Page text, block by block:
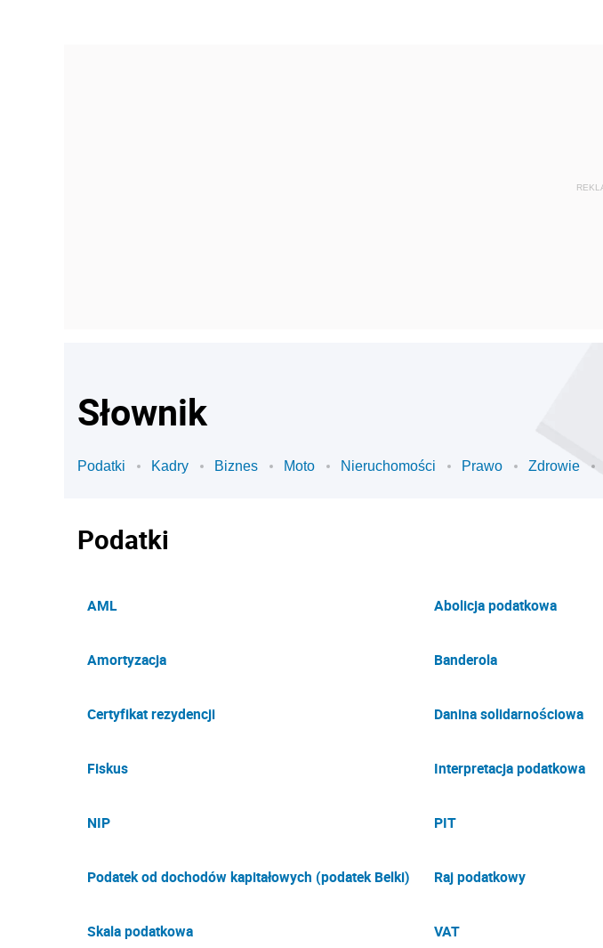
Słownik
Podatki Kadry Biznes Moto Nieruchomości Prawo Zdrowie
Podatki
AML Abolicja podatkowa
Amortyzacja Banderola
Certyfikat rezydencji Danina solidarnościowa
Fiskus Interpretacja podatkowa
NIP PIT
Podatek od dochodów kapitałowych (podatek Belki) Raj podatkowy
Skala podatkowa VAT